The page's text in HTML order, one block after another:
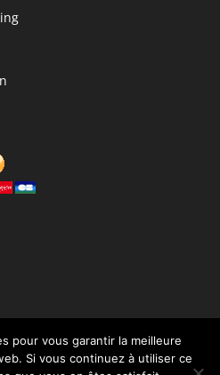
pour vous garantir la meilleure
Si vous continuez à utiliser ce